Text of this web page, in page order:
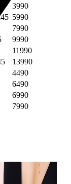
3990
5990
7990
9990
11990
13990
4490
6490
6990
7990